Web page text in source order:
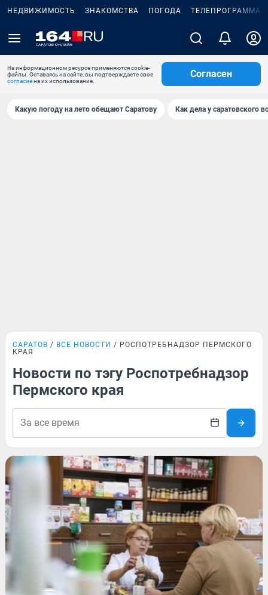
НЕДВИЖИМОСТЬ ЗНАКОМСТВА ПОГОДА ТЕЛЕПРОГРАММА
На информационном ресурсе применяются cookie-
файлы. Оставаясь на сайте, вы подтверждаете свое
согласиена их использование.
Согласен
Какую погоду на лето обещают Саратову Как дела у саратовского
САРАТОВ ВСЕ НОВОСТИ
РОСПОТРЕБНАДЗОР ПЕРМСКОГО
КРАЯ
Новости по тэгу Роспотребнадзор
Пермского края